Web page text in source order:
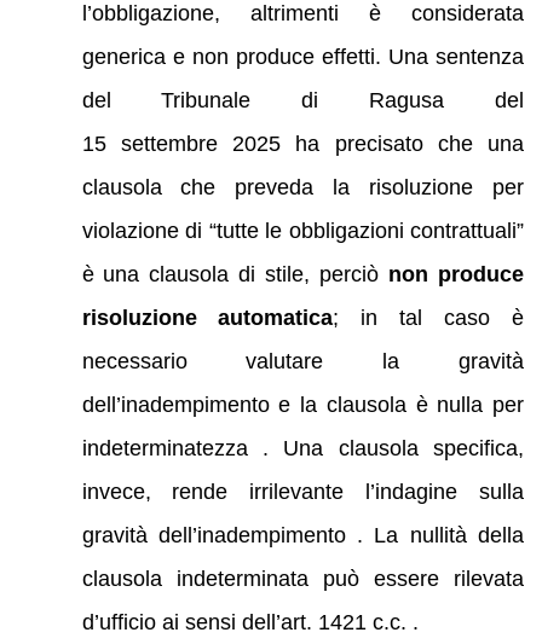
l’obbligazione, altrimenti è considerata
generica e non produce effetti. Una sentenza
del Tribunale di Ragusa del
15 settembre 2025 ha precisato che una
clausola che preveda la risoluzione per
violazione di “tutte le obbligazioni contrattuali”
è una clausola di stile, perciò non produce
risoluzione automatica; in tal caso è
necessario valutare la gravità
dell’inadempimento e la clausola è nulla per
indeterminatezza . Una clausola specifica,
invece, rende irrilevante l’indagine sulla
gravità dell’inadempimento . La nullità della
clausola indeterminata può essere rilevata
d’ufficio ai sensi dell’art. 1421 c.c. .